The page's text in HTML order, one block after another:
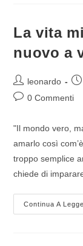
La vita
nuovo a
leonardo
0 Commenti
"Il mondo vero,
amarlo così
troppo semplice
chiede di
Continua A